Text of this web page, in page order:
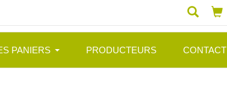
PANIERS PRODUCTEURS CONTACT